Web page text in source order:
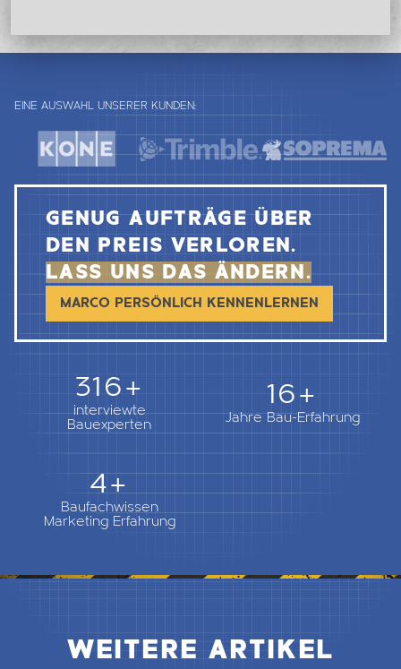
EINE AUSWAHL UNSERER KUNDEN:
GENUG AUFTRÄGE ÜBER
DEN PREIS VERLOREN.
LASS UNS DAS ÄNDERN.
MARCO PERSÖNLICH KENNENLERNEN
362+
interviewte
Bauexperten
18+
Jahre Bau-Erfahrung
5+
Baufachwissen
Marketing Erfahrung
WEITERE ARTIKEL